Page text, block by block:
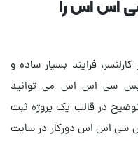
اس اس را
فرایند بسیار ساده و
نویس سی اس اس می توانید
در قالب یک پروژه ثبت
سی اس اس دورکار در سایت